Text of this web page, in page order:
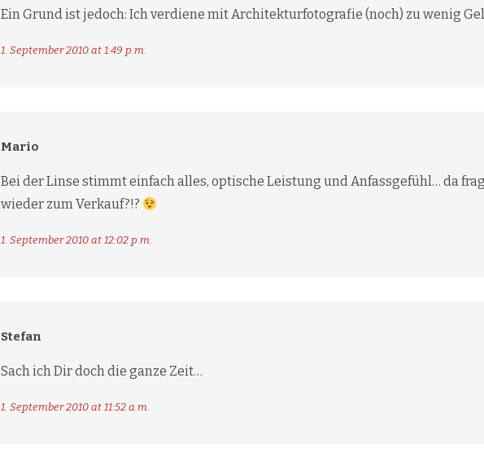
Ein Grund ist jedoch: Ich verdiene mit Architekturfotografie (noch) zu wenig
1. September 2010 at 1:49 p.m.
Mario
Bei der Linse stimmt einfach alles, optische Leistung und Anfassgefühl… da
wieder zum Verkauf?!?
1. September 2010 at 12:02 p.m.
Stefan
Sach ich Dir doch die ganze Zeit…
1. September 2010 at 11:52 a.m.